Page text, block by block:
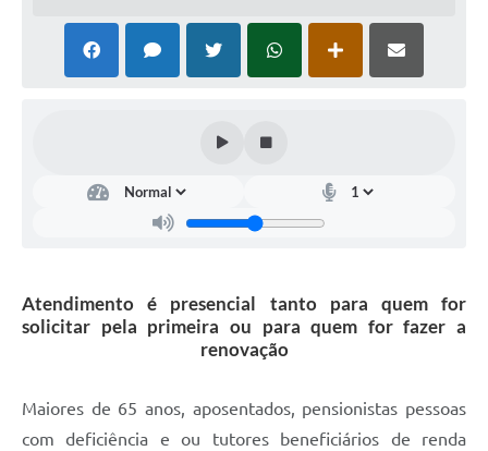
Normas e Legislação
Sistema de Protocolo
Listagem dos CEPs de Vinhedo
Atendimento é presencial tanto para quem for
solicitar pela primeira ou para quem for fazer a
renovação
Maiores de 65 anos, aposentados, pensionistas pessoas
com deficiência e ou tutores beneficiários de renda